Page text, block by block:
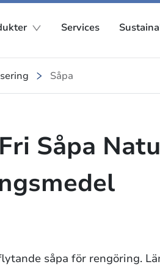
Services
Såpa
Såpa
såpa för rengöring.